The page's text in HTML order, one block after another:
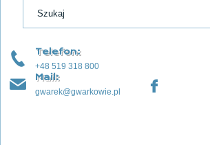
Telefon:
+48 519 318 800
Mail:
gwarek@gwarkowie.pl